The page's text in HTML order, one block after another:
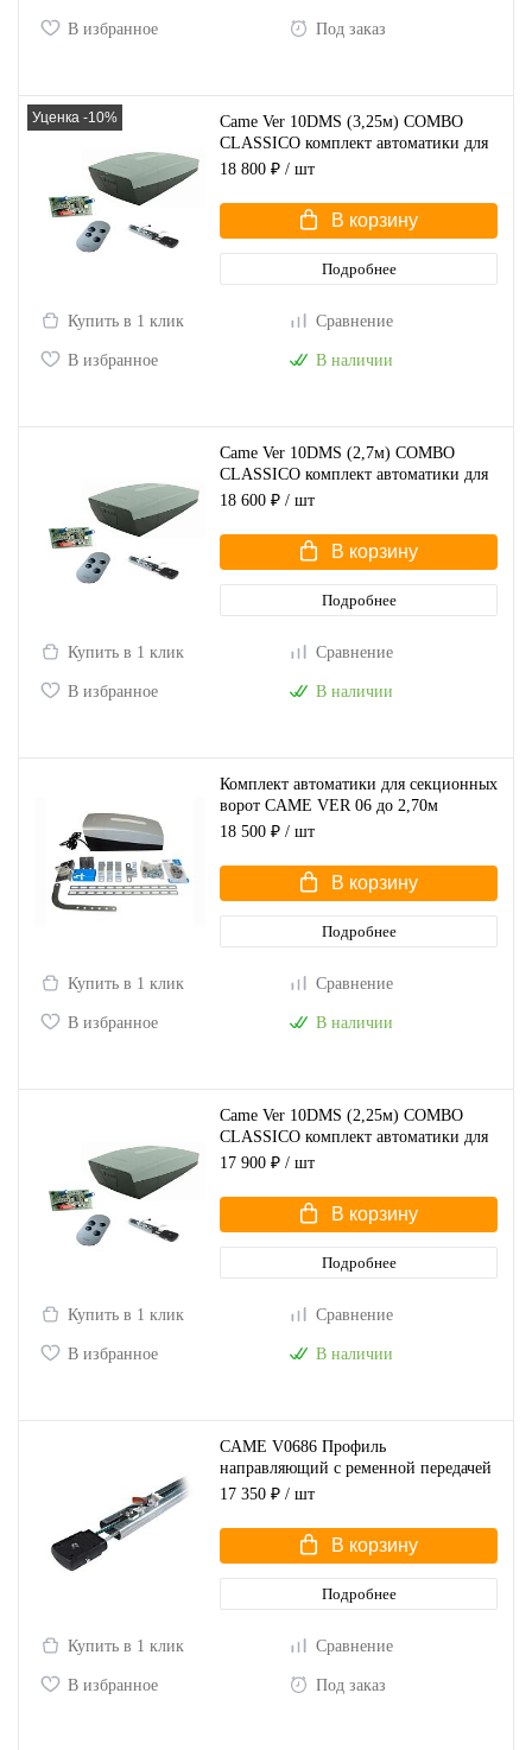
В избранное Под заказ
Уценка -10%
Came Ver 10DMS (3,25м) COMBO
CLASSICO комплект автоматики для
секционных ворот (арт.V10DMS
18 800 ₽ / шт
В корзину
Подробнее
Купить в 1 клик Сравнение
В избранное В наличии
Came Ver 10DMS (2,7м) COMBO
CLASSICO комплект автоматики для
секционных ворот (арт.V10DMS
18 600 ₽ / шт
В корзину
Подробнее
Купить в 1 клик Сравнение
В избранное В наличии
Комплект автоматики для секционных
ворот CAME VER 06 до 2,70м
COMBO CLASSICO (арт.VER06DES
18 500 ₽ / шт
В корзину
Подробнее
Купить в 1 клик Сравнение
В избранное В наличии
Came Ver 10DMS (2,25м) COMBO
CLASSICO комплект автоматики для
секционных ворот (арт.V10DMS
17 900 ₽ / шт
В корзину
Подробнее
Купить в 1 клик Сравнение
В избранное В наличии
CAME V0686 Профиль
направляющий с ременной передачей
для ворот высотой до 2,7 м
17 350 ₽ / шт
В корзину
Подробнее
Купить в 1 клик Сравнение
В избранное Под заказ